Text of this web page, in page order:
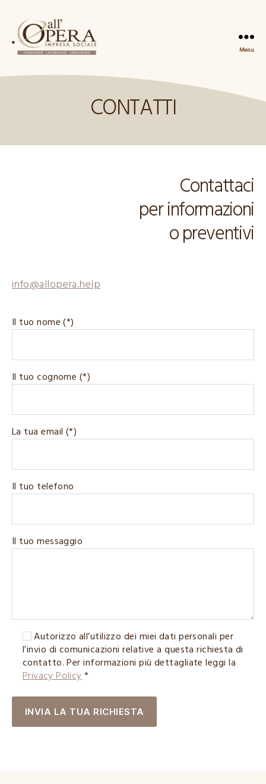
Impresa
Sociale
Menu
CONTATTI
Contattaci
per informazioni
o preventivi
info@allopera.help
Il tuo nome (*)
Il tuo cognome (*)
La tua email (*)
Il tuo telefono
Il tuo messaggio
Autorizzo all’utilizzo dei miei dati personali per
l’invio di comunicazioni relative a questa richiesta di
contatto. Per informazioni più dettagliate leggi la
Privacy Policy*